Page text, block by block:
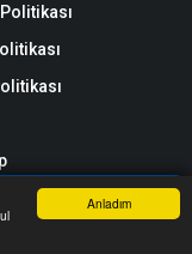
Anladım
İhbar Hattı Menu